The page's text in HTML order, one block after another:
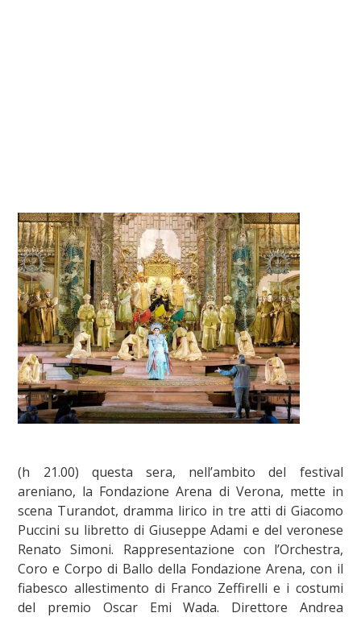
(h 21.00) questa sera, nell’ambito del festival
areniano, la Fondazione Arena di Verona, mette in
scena Turandot, dramma lirico in tre atti di Giacomo
Puccini su libretto di Giuseppe Adami e del veronese
Renato Simoni. Rappresentazione con l’Orchestra,
Coro e Corpo di Ballo della Fondazione Arena, con il
fiabesco allestimento di Franco Zeffirelli e i costumi
del premio Oscar Emi Wada. Direttore Andrea